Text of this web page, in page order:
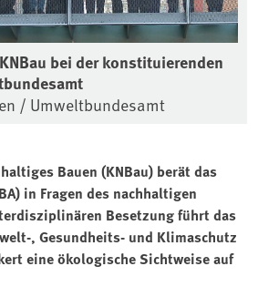
bei der konstituierenden
/ Umweltbundesamt
Bauen (KNBau) berät das
in Fragen des nachhaltigen
Besetzung führt das
, Gesundheits- und Klimaschutz
eine ökologische Sichtweise auf